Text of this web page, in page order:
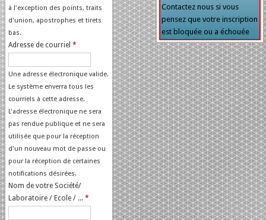
à l'exception des points, traits
d'union, apostrophes et tirets
bas.
Adresse de courriel*
Une adresse électronique valide.
Le système enverra tous les
courriels à cette adresse.
L'adresse électronique ne sera
pas rendue publique et ne sera
utilisée que pour la réception
d'un nouveau mot de passe ou
pour la réception de certaines
notifications désirées.
Nom de votre Société/
Laboratoire / Ecole / ...*
Contactez nous si vous
pensez que votre inscription
est bloquée ou a échouée